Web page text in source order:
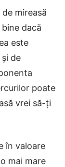
mireasă
dacă
este
de
poate
vrei să-ți
în valoare
mai mare